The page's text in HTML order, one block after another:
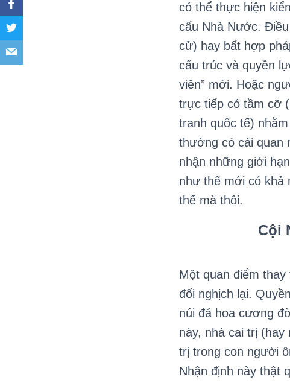
có thể thực hiện
cấu Nhà Nước.
cử) hay bất hợp
cấu trúc và quyền
viên” mới. Hoặc
trực tiếp có tầm cỡ
tranh quốc tế)
thường có cái quan
nhận những giới
như thế mới có khả
thế mà thôi.
Cội
Một quan điểm
đối nghịch lại.
núi đá hoa cương
này, nhà cai trị
trị trong con người
Nhận định này thật